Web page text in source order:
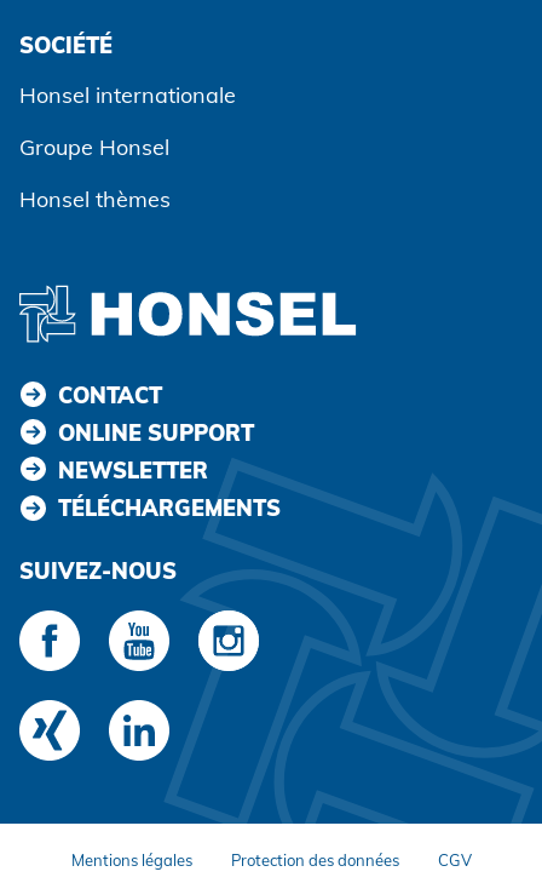
SOCIÉTÉ
Honsel internationale
Groupe Honsel
Honsel thèmes
CONTACT
ONLINE SUPPORT
NEWSLETTER
TÉLÉCHARGEMENTS
SUIVEZ-NOUS
Mentions légales Protection des données CGV